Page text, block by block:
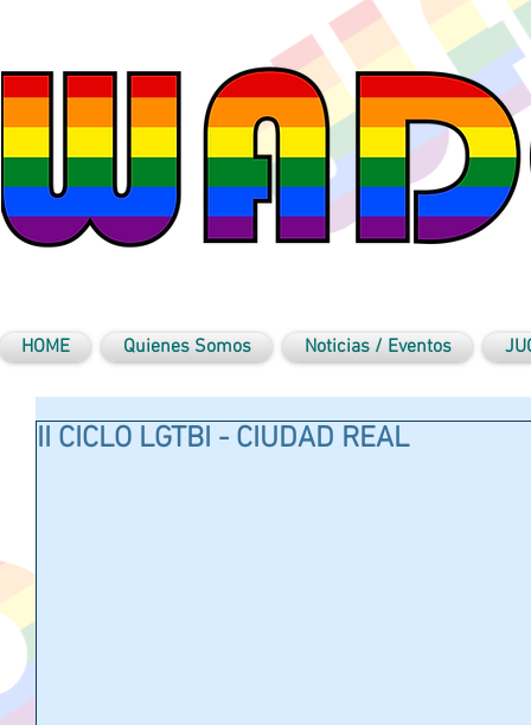
HOME Quienes Somos Noticias / Eventos
II CICLO LGTBI - CIUDAD REAL